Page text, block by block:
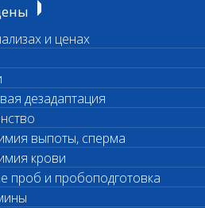
и ценах
дезадаптация
выпоты, сперма
крови
проб и пробоподготовка
биохимических
срочных